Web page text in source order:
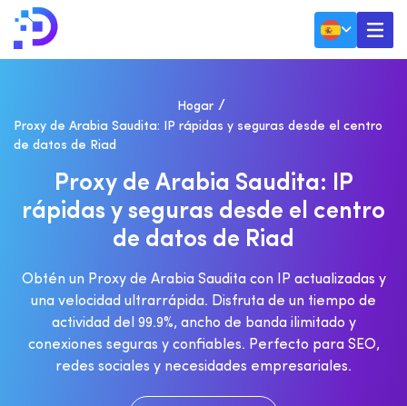
Hogar
Proxy de Arabia Saudita: IP rápidas y seguras desde el centro
de datos de Riad
PROXY DE ARABIA SAUDITA: IP
RÁPIDAS Y SEGURAS DESDE EL CENTRO
DE DATOS DE RIAD
Obtén un Proxy de Arabia Saudita con IP actualizadas y
una velocidad ultrarrápida. Disfruta de un tiempo de
actividad del 99.9%, ancho de banda ilimitado y
conexiones seguras y confiables. Perfecto para SEO,
redes sociales y necesidades empresariales.